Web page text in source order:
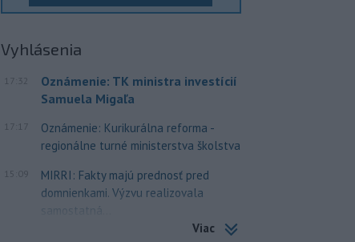
Vyhlásenia
17:32
Oznámenie: TK ministra investícií
Samuela Migaľa
17:17
Oznámenie: Kurikurálna reforma -
regionálne turné ministerstva školstva
15:09
MIRRI: Fakty majú prednosť pred
domnienkami. Výzvu realizovala
samostatná...
Viac